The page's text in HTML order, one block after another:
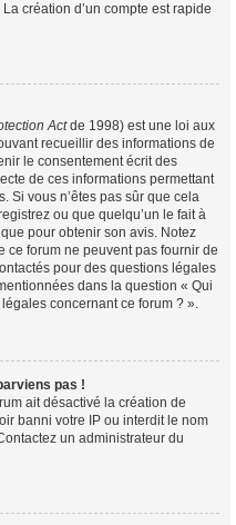
création d’un compte est rapide
Actde 1998) est une loi aux
recueillir des informations de
le consentement écrit des
de ces informations permettant
Si vous n’êtes pas sûr que cela
ou que quelqu’un le fait à
pour obtenir son avis. Notez
ce forum ne peuvent pas fournir de
pour des questions légales
dans la question « Qui
concernant ce forum ? ».
pas !
ait désactivé la création de
banni votre IP ou interdit le nom
un administrateur du